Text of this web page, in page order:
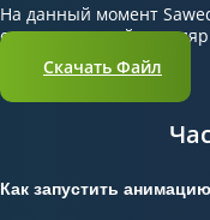
На данный момент
скинам средней
Скачать Файл
Как запустить